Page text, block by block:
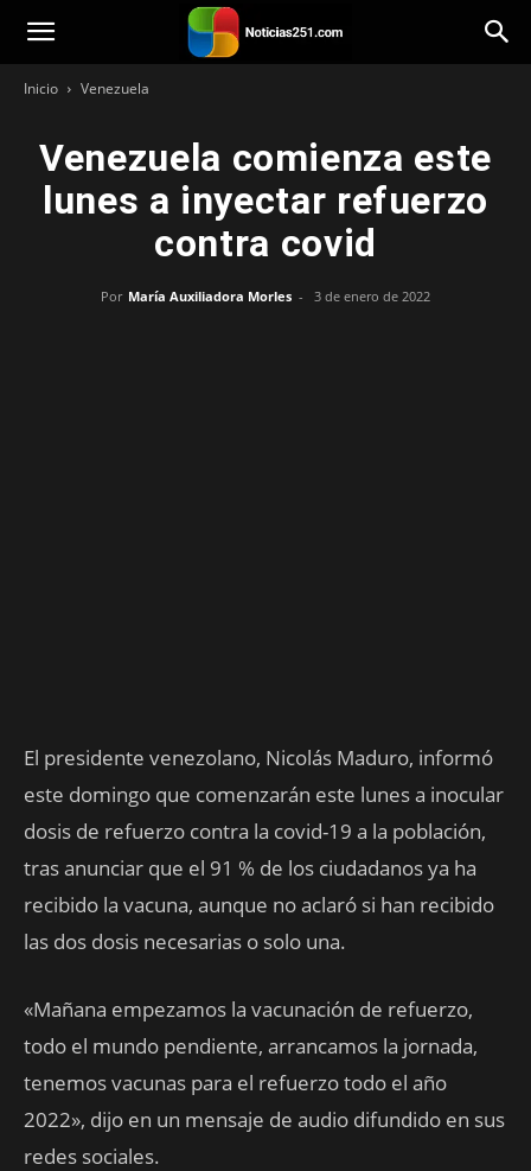
Noticias251
Inicio Venezuela
Venezuela comienza este
lunes a inyectar refuerzo
contra covid
Por María Auxiliadora Morles - 3 de enero de 2022
El presidente venezolano, Nicolás Maduro, informó
este domingo que comenzarán este lunes a inocular
dosis de refuerzo contra la covid-19 a la población,
tras anunciar que el 91 % de los ciudadanos ya ha
recibido la vacuna, aunque no aclaró si han recibido
las dos dosis necesarias o solo una.
«Mañana empezamos la vacunación de refuerzo,
todo el mundo pendiente, arrancamos la jornada,
tenemos vacunas para el refuerzo todo el año
2022», dijo en un mensaje de audio difundido en sus
redes sociales.